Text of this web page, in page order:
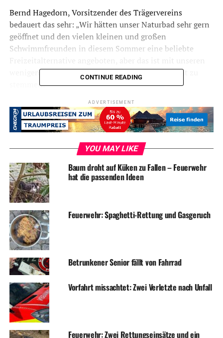
Bernd Hagedorn, Vorsitzender des Trägervereins
bedauert das sehr: „Wir hätten unser Naturbad sehr gern
geöffnet und den vielen kleinen und großen
Schwimmfreunden in diesem Sommer eine beliebte
wenigen ehrenamtlich tätigen Kräften leider nicht zu
stemmen.“
So müsste laut Hygienekonzept vorab eine
Onlineanmeldung erfolgen und der Kasseneingang zur
Registrierung der Badegäste während der gesamten
Öffnungszeit besetzt sein. Zu weiteren Einschränkungen
würden das Schließen der Sammelumkleiden und
Duschräume gehören sowie die Sperrung des
Sprungturmes und der Rutschen. Auch der Kiosk bliebe
geschlossen. „Dazu kämen tagsüber zusätzliche
Aufsichtspersonen an der Kasse, an der Herren- und
Damentoilette und ein Mitarbeiter, der auf die
Einhaltung der Abstandsregeln achtet. „Das wäre eine
Verdoppelung unserer Mitarbeiterzahl, das können wir
mit den uns zur Verfügung stehenden Kräften leider
nicht leisten“, so Hagedorn.
Das Ehrenamt stoße damit „ganz klar an seine Grenzen“,
stellt die Verwaltung treffend fest und ergänzt zugleich,
dass man kein Personal zur Unterstützung einsetzen
wolle weil das – wie üblich im Amtschinesisch – „nicht
möglich“ sei.
CONTINUE READING
ADVERTISEMENT
YOU MAY LIKE
Baum droht auf Küken zu Fallen – Feuerwehr
hat die passenden Ideen
Feuerwehr: Spaghetti-Rettung und Gasgeruch
Betrunkener Senior fällt von Fahrrad
Vorfahrt missachtet: Zwei Verletzte nach Unfall
Feuerwehr: Zwei Rettungseinsätze und ein